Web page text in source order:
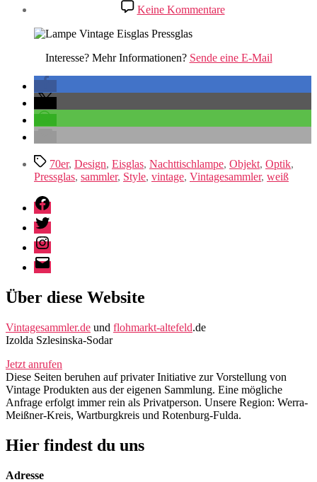
Keine Kommentarezu
Licht
Interesse? Mehr Informationen? Sende eine E-Mail
Schlagwörter
70er, Design, Eisglas, Nachttischlampe, Objekt, Optik,
Pressglas, sammler, Style, vintage, Vintagesammler, weiß
Facebook
Twitter
Instagram
E-
Mail
Über diese Website
Vintagesammler.de und flohmarkt-altefeld.de
Izolda Szlesinska-Sodar
Jetzt anrufen
Diese Seiten beruhen auf privater Initiative zur Vorstellung von
Vintage Produkten aus der eigenen Sammlung. Eine mögliche
Anfrage erfolgt immer rein als Privatperson. Unsere Region: Werra-
Meißner-Kreis, Wartburgkreis und Rotenburg-Fulda.
Hier findest du uns
Adresse